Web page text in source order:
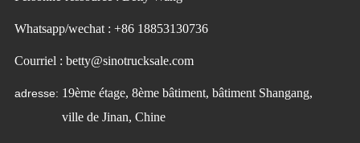
Whatsapp/wechat : +86 18853130736
Courriel : betty@sinotrucksale.com
adresse: 19ème étage, 8ème bâtiment, bâtiment Shangang,
ville de Jinan, Chine